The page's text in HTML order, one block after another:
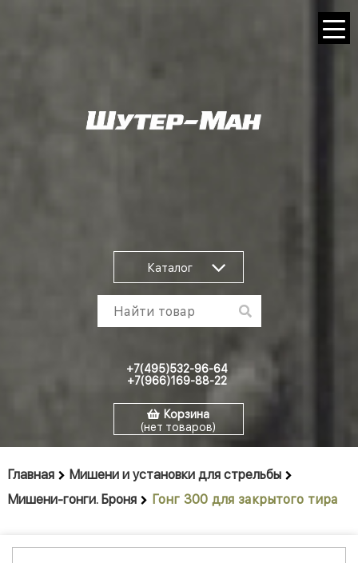
Каталог
+7(495)532-96-64
+7(966)169-88-22
Корзина
(нет товаров)
Главная
Мишени и установки для стрельбы
Мишени-гонги. Броня
Гонг 300 для закрытого тира